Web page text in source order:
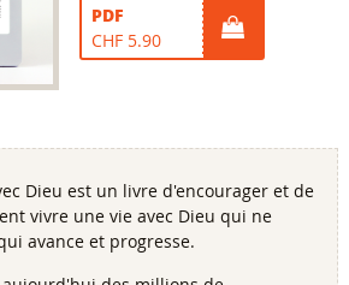
PDF
CHF 5.90
Dieu est un livre d'encourager et de
vivre une vie avec Dieu qui ne
avance et progresse.